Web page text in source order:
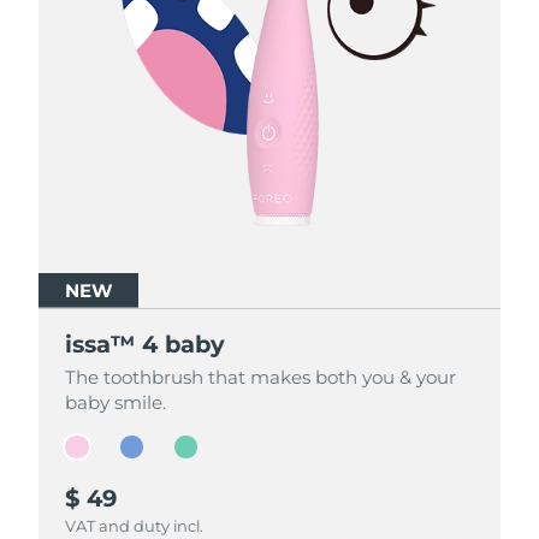
NEW
issa™ 4 baby
The toothbrush that makes both you & your
baby smile.
$ 49
VAT and duty incl.
NEW
issa™ 4 baby
The toothbrush that makes both you & your
baby smile.
$ 49
VAT and duty incl.
NEW
issa™ 4 baby
The toothbrush that makes both you & your
baby smile.
$ 49
VAT and duty incl.